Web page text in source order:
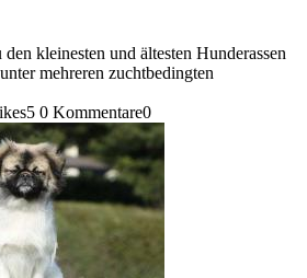
kleinesten und ältesten Hunderassen
mehreren zuchtbedingten
5 0 Kommentare0